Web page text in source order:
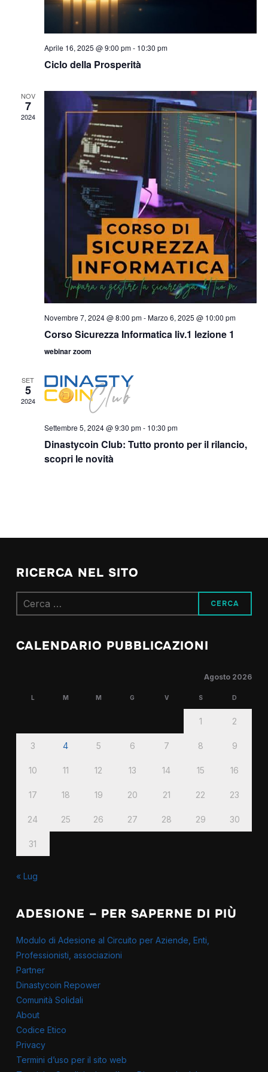
Aprile 16, 2025 @ 9:00 pm- 10:30 pm
Ciclo della Prosperità
NOV
7
2024
Novembre 7, 2024 @ 8:00 pm-Marzo 6, 2025 @ 10:00 pm
Corso Sicurezza Informatica liv.1 lezione 1
webinar zoom
SET
5
2024
Settembre 5, 2024 @ 9:30 pm- 10:30 pm
Dinastycoin Club: Tutto pronto per il rilancio,
scopri le novità
RICERCA NEL SITO
Ricerca
per:
CALENDARIO PUBBLICAZIONI
Agosto 2026
L M M G V S D
1 2
3 4 5 6 7 8 9
10 11 12 13 14 15 16
17 18 19 20 21 22 23
24 25 26 27 28 29 30
31
« Lug
ADESIONE – PER SAPERNE DI PIÙ
Modulo di Adesione al Circuito per Aziende, Enti,
Professionisti, associazioni
Partner
Dinastycoin Repower
Comunità Solidali
About
Codice Etico
Privacy
Termini d’uso per il sito web